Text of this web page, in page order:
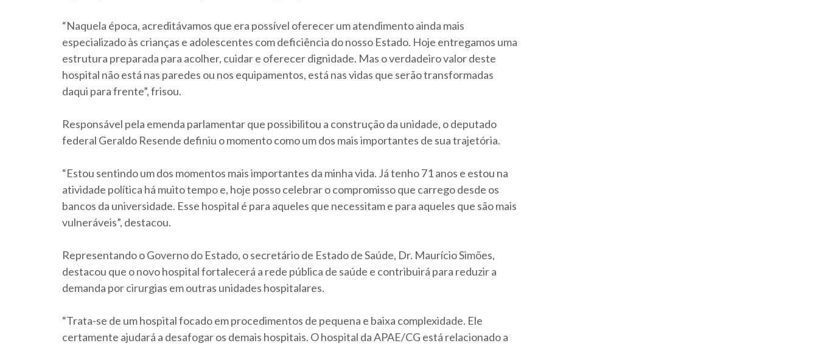
“Naquela época, acreditávamos que era possível oferecer um atendimento ainda mais
especializado às crianças e adolescentes com deficiência do nosso Estado. Hoje entregamos uma
estrutura preparada para acolher, cuidar e oferecer dignidade. Mas o verdadeiro valor deste
hospital não está nas paredes ou nos equipamentos, está nas vidas que serão transformadas
daqui para frente”, frisou.
Responsável pela emenda parlamentar que possibilitou a construção da unidade, o deputado
federal Geraldo Resende definiu o momento como um dos mais importantes de sua trajetória.
“Estou sentindo um dos momentos mais importantes da minha vida. Já tenho 71 anos e estou na
atividade política há muito tempo e, hoje posso celebrar o compromisso que carrego desde os
bancos da universidade. Esse hospital é para aqueles que necessitam e para aqueles que são mais
vulneráveis”, destacou.
Representando o Governo do Estado, o secretário de Estado de Saúde, Dr. Maurício Simões,
destacou que o novo hospital fortalecerá a rede pública de saúde e contribuirá para reduzir a
demanda por cirurgias em outras unidades hospitalares.
“Trata-se de um hospital focado em procedimentos de pequena e baixa complexidade. Ele
certamente ajudará a desafogar os demais hospitais. O hospital da APAE/CG está relacionado a